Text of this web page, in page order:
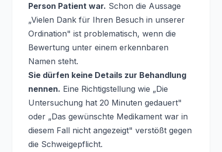
Person Patient war. Schon die Aussage
„Vielen Dank für Ihren Besuch in unserer
Ordination" ist problematisch, wenn die
Bewertung unter einem erkennbaren
Namen steht.
Sie dürfen keine Details zur Behandlung
nennen. Eine Richtigstellung wie „Die
Untersuchung hat 20 Minuten gedauert"
oder „Das gewünschte Medikament war in
diesem Fall nicht angezeigt" verstößt gegen
die Schweigepflicht.